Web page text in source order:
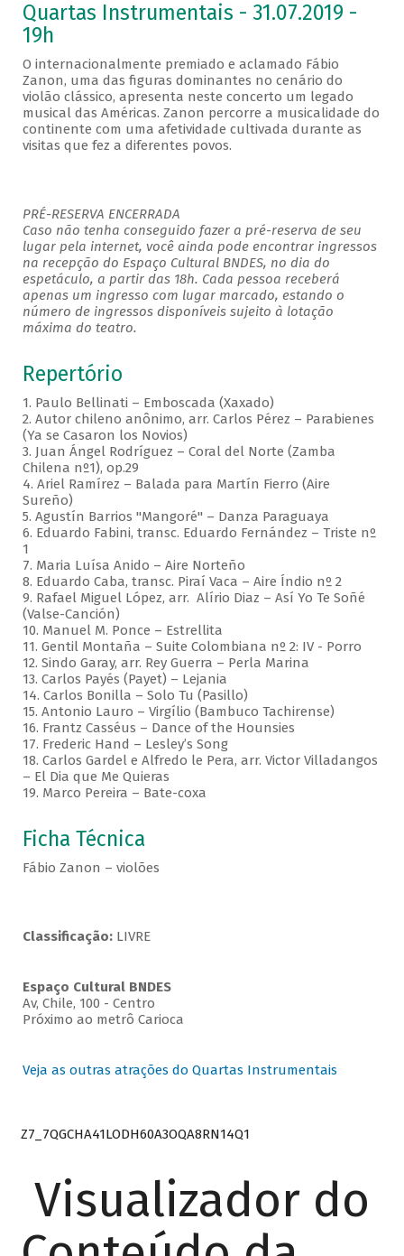
Quartas Instrumentais - 31.07.2019 -
19h
O internacionalmente premiado e aclamado Fábio
Zanon, uma das figuras dominantes no cenário do
violão clássico, apresenta neste concerto um legado
musical das Américas. Zanon percorre a musicalidade do
continente com uma afetividade cultivada durante as
visitas que fez a diferentes povos.
PRÉ-RESERVA ENCERRADA
Caso não tenha conseguido fazer a pré-reserva de seu
lugar pela internet, você ainda pode encontrar ingressos
na recepção do Espaço Cultural BNDES, no dia do
espetáculo, a partir das 18h. Cada pessoa receberá
apenas um ingresso com lugar marcado, estando o
número de ingressos disponíveis sujeito à lotação
máxima do teatro.
Repertório
1. Paulo Bellinati – Emboscada (Xaxado)
2. Autor chileno anônimo, arr. Carlos Pérez – Parabienes
(Ya se Casaron los Novios)
3. Juan Ángel Rodríguez – Coral del Norte (Zamba
Chilena nº1), op.29
4. Ariel Ramírez – Balada para Martín Fierro (Aire
Sureño)
5. Agustín Barrios "Mangoré" – Danza Paraguaya
6. Eduardo Fabini, transc. Eduardo Fernández – Triste nº
1
7. Maria Luísa Anido – Aire Norteño
8. Eduardo Caba, transc. Piraí Vaca – Aire Índio nº 2
9. Rafael Miguel López, arr. Alírio Diaz – Así Yo Te Soñé
(Valse-Canción)
10. Manuel M. Ponce – Estrellita
11. Gentil Montaña – Suite Colombiana nº 2: IV - Porro
12. Sindo Garay, arr. Rey Guerra – Perla Marina
13. Carlos Payés (Payet) – Lejania
14. Carlos Bonilla – Solo Tu (Pasillo)
15. Antonio Lauro – Virgílio (Bambuco Tachirense)
16. Frantz Casséus – Dance of the Hounsies
17. Frederic Hand – Lesley’s Song
18. Carlos Gardel e Alfredo le Pera, arr. Victor Villadangos
– El Dia que Me Quieras
19. Marco Pereira – Bate-coxa
Ficha Técnica
Fábio Zanon – violões
Classificação: LIVRE
Espaço Cultural BNDES
Av, Chile, 100 - Centro
Próximo ao metrô Carioca
Veja as outras atrações do Quartas Instrumentais
Z7_7QGCHA41LODH60A3OQA8RN14Q1
Visualizador do